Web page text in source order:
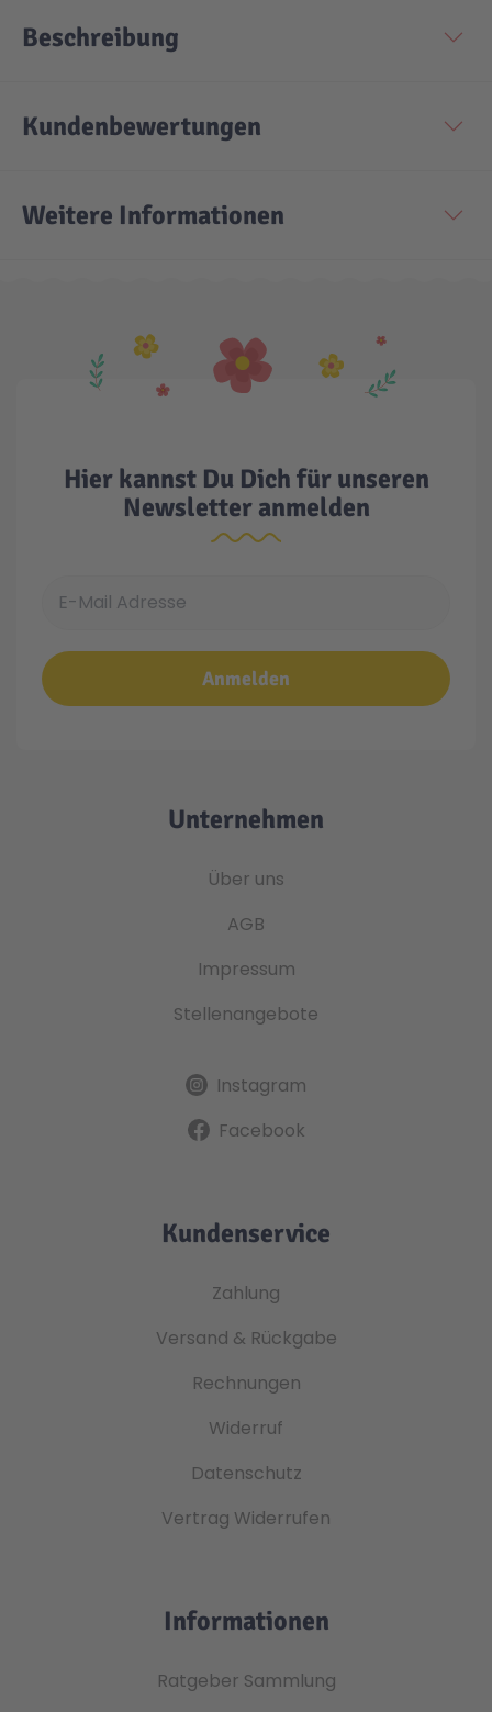
Beschreibung
Kundenbewertungen
Weitere Informationen
Hier kannst Du Dich für unseren
Newsletter anmelden
Anmelden
Unternehmen
Über uns
AGB
Impressum
Stellenangebote
Instagram
Facebook
Kundenservice
Zahlung
Versand & Rückgabe
Rechnungen
Widerruf
Datenschutz
Vertrag Widerrufen
Informationen
Ratgeber Sammlung